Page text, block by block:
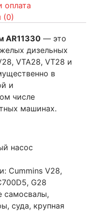
оплата
(0)
AR11330 — это
дизельных
VTA28, VT28 и
в
и
числе
машинах.
насос
Cummins V28,
G28
самосвалы,
суда, крупная